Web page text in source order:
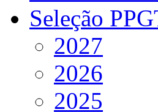
Seleção
2027
2026
2025